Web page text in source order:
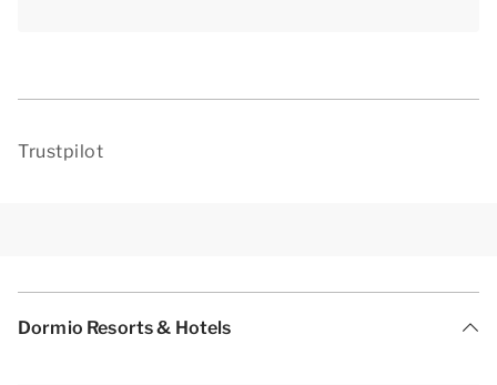
Trustpilot
Dormio Resorts & Hotels